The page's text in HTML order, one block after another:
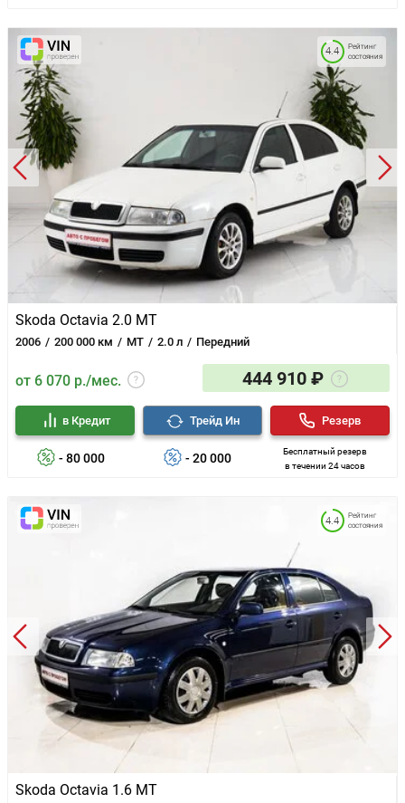
Skoda Octavia 2.0 MT
2006 200 000 км MT 2.0 л Передний
Рейтинг
состояния
4.4
от 6 070 р./мес. 444 910 ₽
- 80 000
в Кредит
- 20 000
Трейд Ин
Бесплатный резерв
в течении 24 часов
Резерв
Skoda Octavia 1.6 MT
Рейтинг
состояния
4.4